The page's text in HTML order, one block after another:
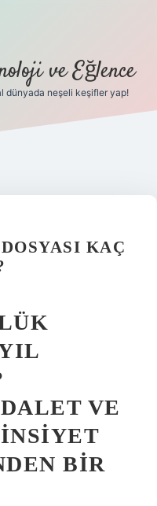
ve Eğlence
dünyada neşeli keşifler yap!
KAÇ
VE
BIR